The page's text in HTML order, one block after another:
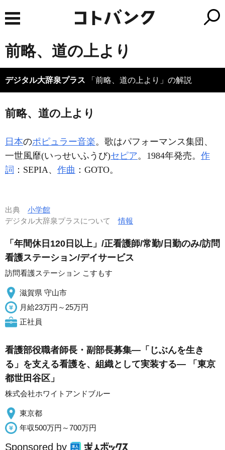
前略、道の上より
デジタル大辞泉プラス 「前略、道の上より」の解説
前略、道の上より
日本のポピュラー音楽。歌はパフォーマンス集団、
一世風靡(いっせいふうび)セピア。1984年発売。 作
詞 ：SEPIA、 作曲 ：GOTO。
出典 小学館
デジタル大辞泉プラスについて情報
「年間休日120日以上」/正看護師/常勤/日勤のみ/訪問
看護ステーション/デイサービス
訪問看護ステーション こすもす
滋賀県 守山市
月給23万円～25万円
正社員
看護部役職者師長・副部長募集―「じぶんを生き
る」を支える看護を、組織として実装する― 「東京
都世田谷区」
株式会社ホワイトアンドブルー
東京都
年収500万円～700万円
Sponsored by